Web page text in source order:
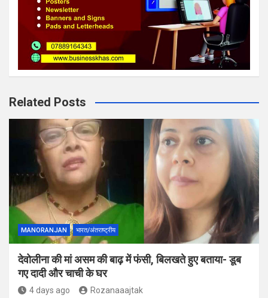
Related Posts
MANORANJAN भारत/अंतराष्ट्रीय
देवोलीना की मां असम की बाढ़ में फंसी, बिलखते हुए बताया- डूब
गए दादी और चाची के घर
4 days ago Rozanaaajtak